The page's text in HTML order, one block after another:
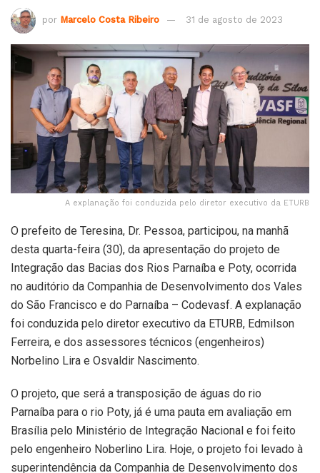
por Marcelo Costa Ribeiro 31 de agosto de 2023
A explanação foi conduzida pelo diretor executivo da ETURB
O prefeito de Teresina, Dr. Pessoa, participou, na manhã
desta quarta-feira (30), da apresentação do projeto de
Integração das Bacias dos Rios Parnaíba e Poty, ocorrida
no auditório da Companhia de Desenvolvimento dos Vales
do São Francisco e do Parnaíba – Codevasf. A explanação
foi conduzida pelo diretor executivo da ETURB, Edmilson
Ferreira, e dos assessores técnicos (engenheiros)
Norbelino Lira e Osvaldir Nascimento.
O projeto, que será a transposição de águas do rio
Parnaíba para o rio Poty, já é uma pauta em avaliação em
Brasília pelo Ministério de Integração Nacional e foi feito
pelo engenheiro Noberlino Lira. Hoje, o projeto foi levado à
superintendência da Companhia de Desenvolvimento dos